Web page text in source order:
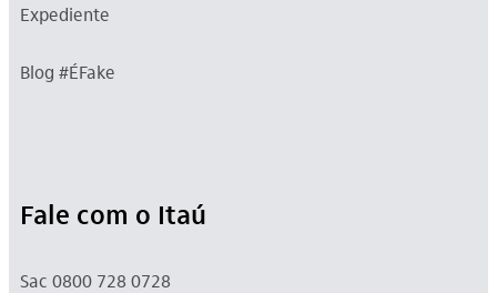
Expediente
Blog #ÉFake
Fale com o Itaú
Sac 0800 728 0728